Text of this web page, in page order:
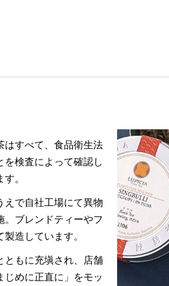
はすべて、食品衛生法
検査によって確認し
。
えで自社工場にて異物
。ブレンドティーやフ
造しています。
ともに充塡され、店舗
めに正直に」をモッ